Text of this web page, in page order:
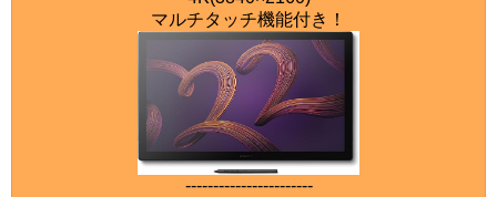
マルチタッチ機能付き！
-----------------------